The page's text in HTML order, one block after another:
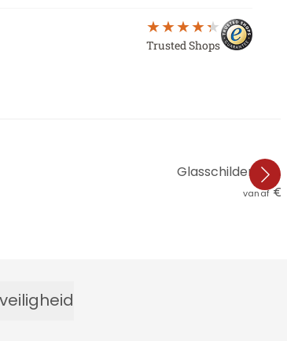
Trusted Shops
Glasschilderijen
vanaf €